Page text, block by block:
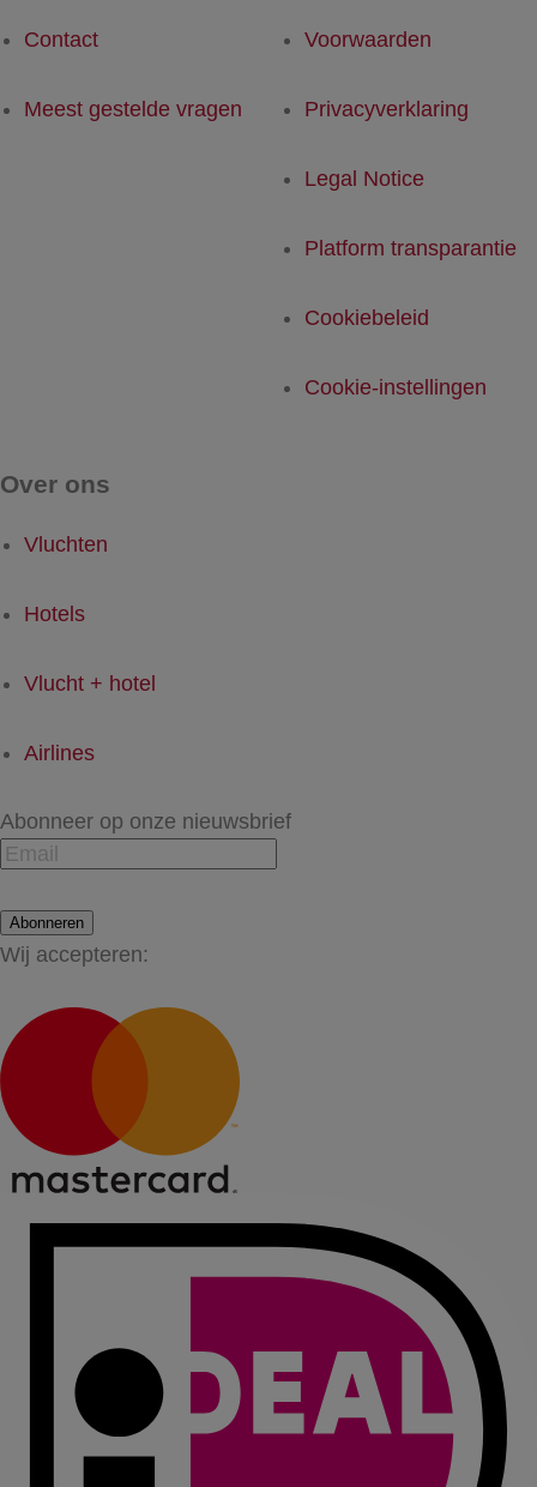
Contact
Meest gestelde vragen
Voorwaarden
Privacyverklaring
Legal Notice
Platform transparantie
Cookiebeleid
Cookie-instellingen
Over ons
Vluchten
Hotels
Vlucht + hotel
Airlines
Abonneer op onze nieuwsbrief
Abonneren
Wij accepteren: